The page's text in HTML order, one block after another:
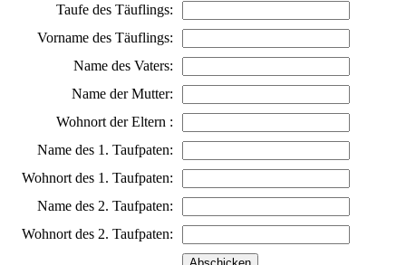
Taufe des Täuflings:
Vorname des Täuflings:
Name des Vaters:
Name der Mutter:
Wohnort der Eltern :
Name des 1. Taufpaten:
Wohnort des 1. Taufpaten:
Name des 2. Taufpaten:
Wohnort des 2. Taufpaten: